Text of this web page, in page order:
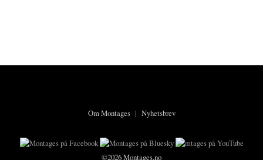
Om Montages| Nyhetsbrev
©2026 Montages.no